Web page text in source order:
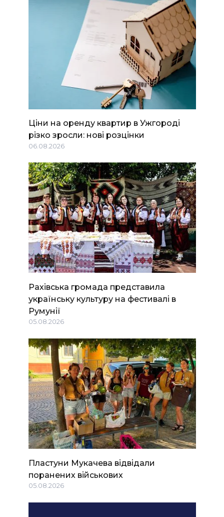
Ціни на оренду квартир в Ужгороді
різко зросли: нові розцінки
06.08.2026
Рахівська громада представила
українську культуру на фестивалі в
Румунії
05.08.2026
Пластуни Мукачева відвідали
поранених військових
05.08.2026